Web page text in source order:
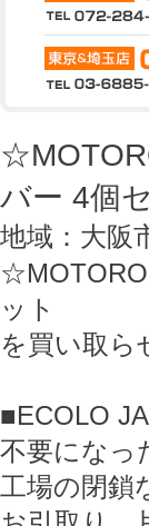
バー 4個
地域：大阪
ット
を買い取ら
■ECOLO
不要になっ
工場の閉鎖